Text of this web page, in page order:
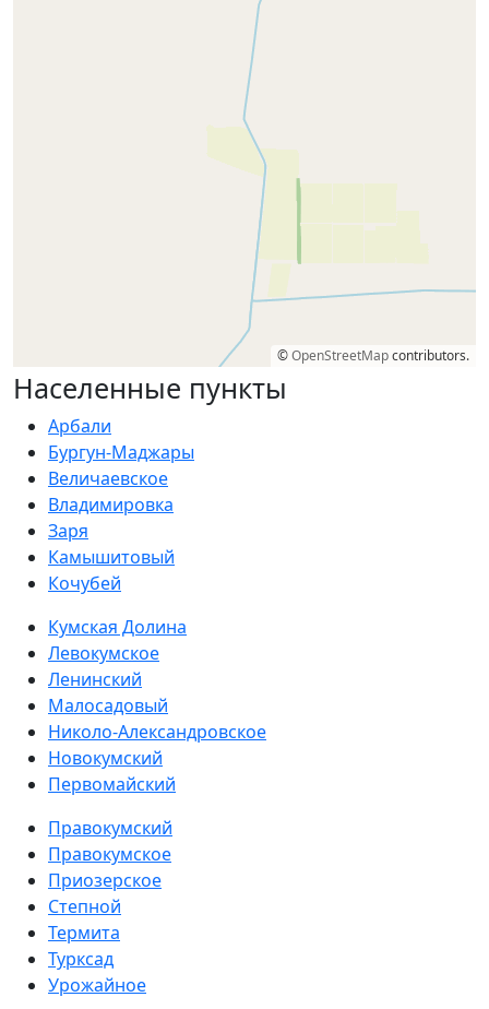
©OpenStreetMapcontributors.
Населенные пункты
Арбали
Бургун-Маджары
Величаевское
Владимировка
Заря
Камышитовый
Кочубей
Кумская Долина
Левокумское
Ленинский
Малосадовый
Николо-Александровское
Новокумский
Первомайский
Правокумский
Правокумское
Приозерское
Степной
Термита
Турксад
Урожайное